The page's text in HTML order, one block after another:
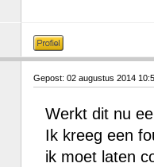
Gepost: 02 augustus 2014
Werkt dit nu
Ik kreeg een
ik moet laten